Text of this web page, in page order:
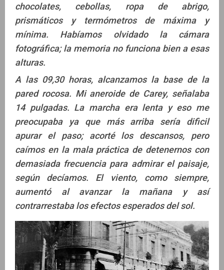
chocolates, cebollas, ropa de abrigo,
prismáticos y termómetros de máxima y
mínima. Habíamos olvidado la cámara
fotográfica; la memoria no funciona bien a esas
alturas.
A las 09,30 horas, alcanzamos la base de la
pared rocosa. Mi aneroide de Carey, señalaba
14 pulgadas. La marcha era lenta y eso me
preocupaba ya que más arriba sería dificil
apurar el paso; acorté los descansos, pero
caímos en la mala práctica de detenernos con
demasiada frecuencia para admirar el paisaje,
según decíamos. El viento, como siempre,
aumentó al avanzar la mañana y así
contrarrestaba los efectos esperados del sol.